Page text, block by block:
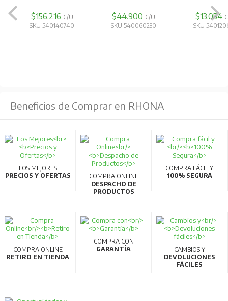
$156.216 C/U
SKU 540140740
$44.900 C/U
SKU 540060230
$13.054
SKU
Beneficios de Comprar en RHONA
LOS MEJORES
PRECIOS Y OFERTAS
COMPRA ONLINE
DESPACHO DE
PRODUCTOS
COMPRA FÁCIL Y
100% SEGURA
COMPRA ONLINE
RETIRO EN TIENDA
COMPRA CON
GARANTÍA
CAMBIOS Y
DEVOLUCIONES
FÁCILES